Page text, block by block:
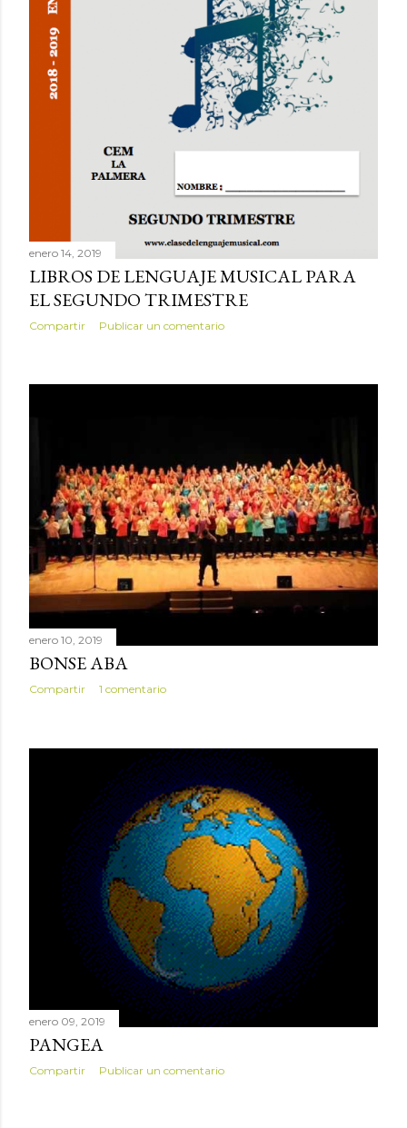
enero 14, 2019
LIBROS DE LENGUAJE MUSICAL PARA
EL SEGUNDO TRIMESTRE
Compartir Publicar un comentario
enero 10, 2019
BONSE ABA
Compartir 1 comentario
enero 09, 2019
PANGEA
Compartir Publicar un comentario